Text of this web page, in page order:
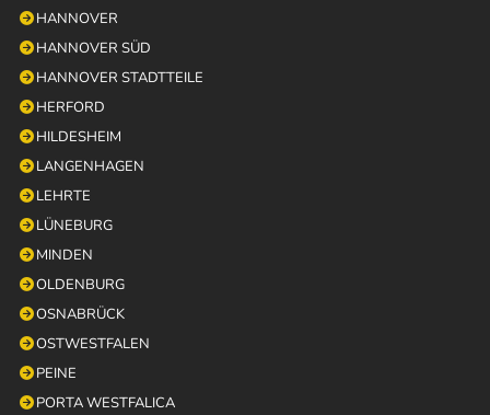
HANNOVER
HANNOVER SÜD
HANNOVER STADTTEILE
HERFORD
HILDESHEIM
LANGENHAGEN
LEHRTE
LÜNEBURG
MINDEN
OLDENBURG
OSNABRÜCK
OSTWESTFALEN
PEINE
PORTA WESTFALICA